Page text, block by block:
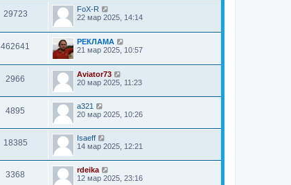
29723
FoX-R
22 мар 2025, 14:14
462641
РЕКЛАМА
21 мар 2025, 10:57
2966
Aviator73
20 мар 2025, 11:23
4895
a321
20 мар 2025, 10:26
18385
Isaeff
14 мар 2025, 12:21
3368
rdeika
12 мар 2025, 23:16